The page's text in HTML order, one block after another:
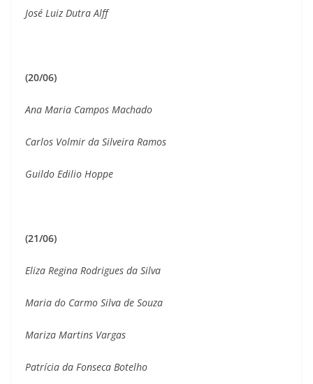
José Luiz Dutra Alff
(20/06)
Ana Maria Campos Machado
Carlos Volmir da Silveira Ramos
Guildo Edilio Hoppe
(21/06)
Eliza Regina Rodrigues da Silva
Maria do Carmo Silva de Souza
Mariza Martins Vargas
Patrícia da Fonseca Botelho